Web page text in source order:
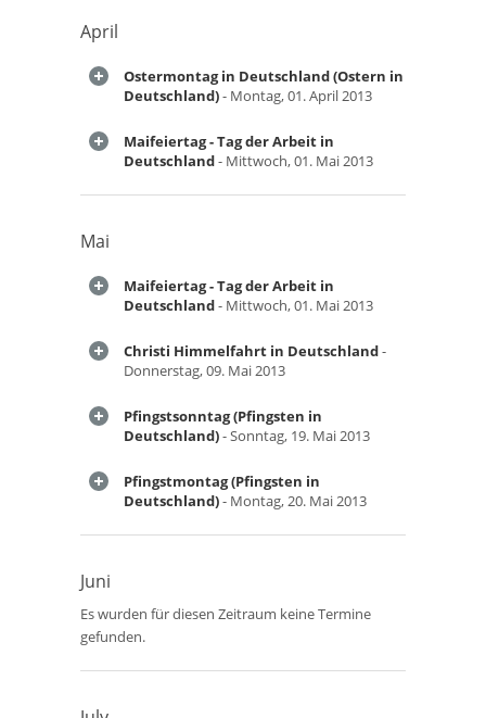
April
Ostermontag in Deutschland (Ostern in
Deutschland)- Montag, 01. April 2013
Maifeiertag - Tag der Arbeit in
Deutschland- Mittwoch, 01. Mai 2013
Mai
Maifeiertag - Tag der Arbeit in
Deutschland- Mittwoch, 01. Mai 2013
Christi Himmelfahrt in Deutschland-
Donnerstag, 09. Mai 2013
Pfingstsonntag (Pfingsten in
Deutschland)- Sonntag, 19. Mai 2013
Pfingstmontag (Pfingsten in
Deutschland)- Montag, 20. Mai 2013
Juni
Es wurden für diesen Zeitraum keine Termine
gefunden.